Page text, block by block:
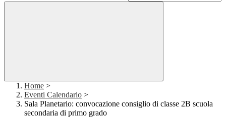
Home >
Eventi Calendario >
Sala Planetario: convocazione consiglio di classe 2B scuola
secondaria di primo grado